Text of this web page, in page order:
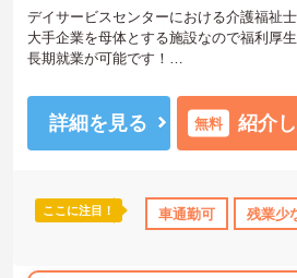
残業少なめ 住宅手当・補助 日
デイサービスセンターにおける介護福祉
大手企業を母体とする施設なので福利厚
長期就業が可能です！
すのでお気軽にご相談ください。
詳細を見る 無料 紹介
ここに注目！ 車通勤可 残業少